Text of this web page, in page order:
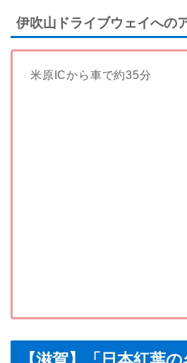
伊吹山ドライブウェイへの
米原ICから車で約35分
【滋賀】「日本紅葉